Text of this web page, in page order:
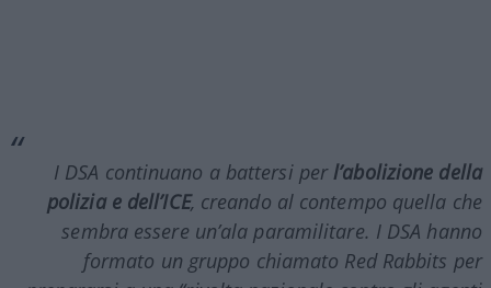
I DSA continuano a battersi per l’abolizione della
polizia e dell’ICE, creando al contempo quella che
sembra essere un’ala paramilitare. I DSA hanno
formato un gruppo chiamato Red Rabbits per